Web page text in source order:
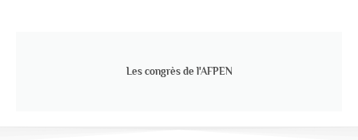
Les congrès de l'AFPEN